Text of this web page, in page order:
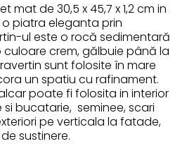
mat de 30,5 x 45,7 x 1,2 cm in
piatra eleganta prin
ul este o rocă sedimentară
crem, gălbuie până la
sunt folosite în mare
un spatiu cu rafinament.
poate fi folosita in interior
bucatarie, seminee, scari
pe verticala la fatade,
sustinere.